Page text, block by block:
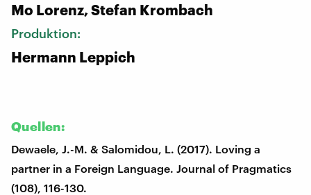
Mo Lorenz, Stefan Krombach
Produktion:
Hermann Leppich
Quellen:
Dewaele, J.-M. & Salomidou, L. (2017). Loving a
partner in a Foreign Language. Journal of Pragmatics
(108), 116-130.